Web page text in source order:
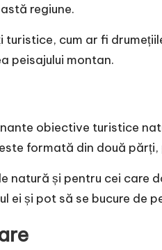
regiune.
cum ar fi
peisajului montan.
obiective turistice
formată din două
natură și pentru cei
ei și pot să se bucure de